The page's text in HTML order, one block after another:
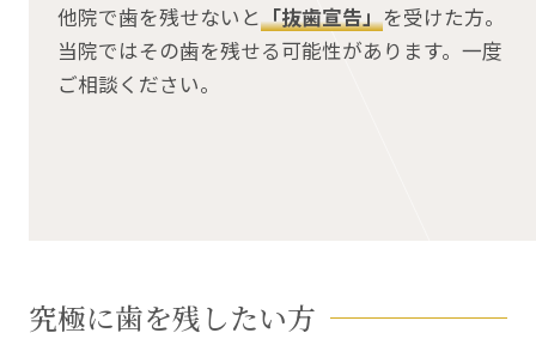
他院で歯を残せないと「抜歯宣告」を受けた方。
当院ではその歯を残せる可能性があります。一度
ご相談ください。
究極に歯を残したい方